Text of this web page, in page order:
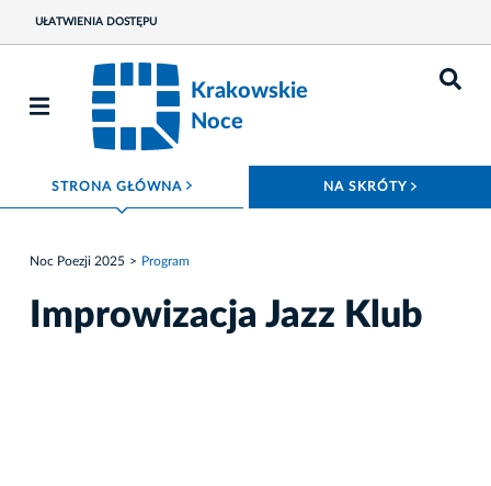
UŁATWIENIA DOSTĘPU
Krakowskie
Noce
STRONA GŁÓWNA ROZWIŃ MENU NA SKRÓTY
Noc Poezji 2025 Program
Improwizacja Jazz Klub